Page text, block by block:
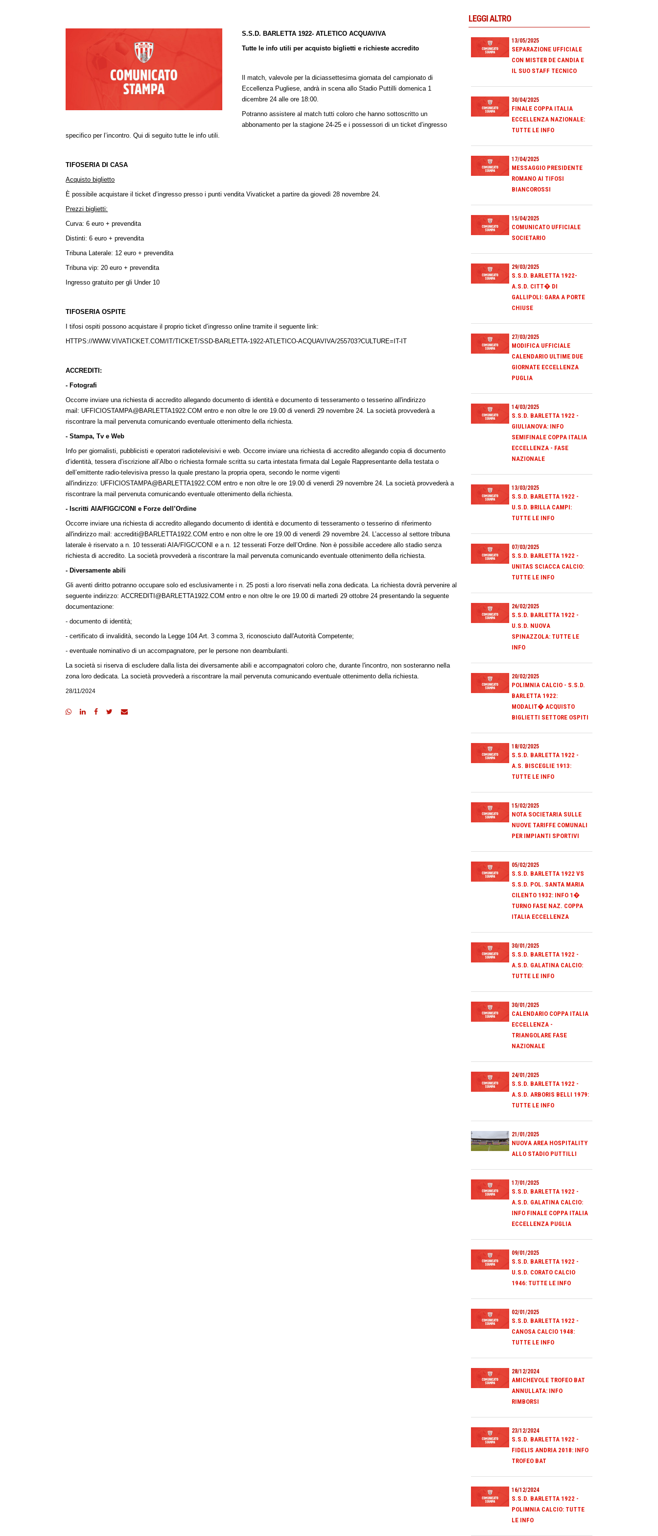
S.S.D. BARLETTA 1922- ATLETICO ACQUAVIVA
Tutte le info utili per acquisto biglietti e richieste accredito
Il match, valevole per la diciassettesima giornata del campionato di
Eccellenza Pugliese, andrà in scena allo Stadio Puttilli domenica 1
dicembre 24 alle ore 18:00.
Potranno assistere al match tutti coloro che hanno sottoscritto un
abbonamento per la stagione 24-25 e i possessori di un ticket d’ingresso
specifico per l’incontro. Qui di seguito tutte le info utili.
TIFOSERIA DI CASA
Acquisto biglietto
È possibile acquistare il ticket d’ingresso presso i punti vendita Vivaticket a partire da giovedì 28 novembre 24.
Prezzi biglietti:
Curva: 6 euro + prevendita
Distinti: 6 euro + prevendita
Tribuna Laterale: 12 euro + prevendita
Tribuna vip: 20 euro + prevendita
Ingresso gratuito per gli Under 10
TIFOSERIA OSPITE
I tifosi ospiti possono acquistare il proprio ticket d’ingresso online tramite il seguente link:
HTTPS://WWW.VIVATICKET.COM/IT/TICKET/SSD-BARLETTA-1922-ATLETICO-ACQUAVIVA/255703?CULTURE=IT-IT
ACCREDITI:
- Fotografi
Occorre inviare una richiesta di accredito allegando documento di identità e documento di tesseramento o tesserino all'indirizzo
mail: UFFICIOSTAMPA@BARLETTA1922.COM entro e non oltre le ore 19.00 di venerdì 29 novembre 24. La società provvederà a
riscontrare la mail pervenuta comunicando eventuale ottenimento della richiesta.
- Stampa, Tv e Web
Info per giornalisti, pubblicisti e operatori radiotelevisivi e web. Occorre inviare una richiesta di accredito allegando copia di documento
d’identità, tessera d’iscrizione all’Albo o richiesta formale scritta su carta intestata firmata dal Legale Rappresentante della testata o
dell’emittente radio-televisiva presso la quale prestano la propria opera, secondo le norme vigenti
all'indirizzo: UFFICIOSTAMPA@BARLETTA1922.COM entro e non oltre le ore 19.00 di venerdì 29 novembre 24. La società provvederà a
riscontrare la mail pervenuta comunicando eventuale ottenimento della richiesta.
- Iscritti AIA/FIGC/CONI e Forze dell’Ordine
Occorre inviare una richiesta di accredito allegando documento di identità e documento di tesseramento o tesserino di riferimento
all'indirizzo mail: accrediti@BARLETTA1922.COM entro e non oltre le ore 19.00 di venerdì 29 novembre 24. L’accesso al settore tribuna
laterale è riservato a n. 10 tesserati AIA/FIGC/CONI e a n. 12 tesserati Forze dell’Ordine. Non è possibile accedere allo stadio senza
richiesta di accredito. La società provvederà a riscontrare la mail pervenuta comunicando eventuale ottenimento della richiesta.
- Diversamente abili
Gli aventi diritto potranno occupare solo ed esclusivamente i n. 25 posti a loro riservati nella zona dedicata. La richiesta dovrà pervenire al
seguente indirizzo:ACCREDITI@BARLETTA1922.COM entro e non oltre le ore 19.00 di martedì 29 ottobre 24 presentando la seguente
documentazione:
- documento di identità;
- certificato di invalidità, secondo la Legge 104 Art. 3 comma 3, riconosciuto dall'Autorità Competente;
- eventuale nominativo di un accompagnatore, per le persone non deambulanti.
La società si riserva di escludere dalla lista dei diversamente abili e accompagnatori coloro che, durante l'incontro, non sosteranno nella
zona loro dedicata. La società provvederà a riscontrare la mail pervenuta comunicando eventuale ottenimento della richiesta.
28/11/2024
LEGGI ALTRO
13/05/2025
SEPARAZIONE UFFICIALE
CON MISTER DE CANDIA E
IL SUO STAFF TECNICO
30/04/2025
FINALE COPPA ITALIA
ECCELLENZA NAZIONALE:
TUTTE LE INFO
17/04/2025
MESSAGGIO PRESIDENTE
ROMANO AI TIFOSI
BIANCOROSSI
15/04/2025
COMUNICATO UFFICIALE
SOCIETARIO
29/03/2025
S.S.D. BARLETTA 1922-
A.S.D. CITT� DI
GALLIPOLI: GARA A PORTE
CHIUSE
27/03/2025
MODIFICA UFFICIALE
CALENDARIO ULTIME DUE
GIORNATE ECCELLENZA
PUGLIA
14/03/2025
S.S.D. BARLETTA 1922 -
GIULIANOVA: INFO
SEMIFINALE COPPA ITALIA
ECCELLENZA - FASE
NAZIONALE
13/03/2025
S.S.D. BARLETTA 1922 -
U.S.D. BRILLA CAMPI:
TUTTE LE INFO
07/03/2025
S.S.D. BARLETTA 1922 -
UNITAS SCIACCA CALCIO:
TUTTE LE INFO
26/02/2025
S.S.D. BARLETTA 1922 -
U.S.D. NUOVA
SPINAZZOLA: TUTTE LE
INFO
20/02/2025
POLIMNIA CALCIO - S.S.D.
BARLETTA 1922:
MODALIT� ACQUISTO
BIGLIETTI SETTORE OSPITI
18/02/2025
S.S.D. BARLETTA 1922 -
A.S. BISCEGLIE 1913:
TUTTE LE INFO
15/02/2025
NOTA SOCIETARIA SULLE
NUOVE TARIFFE COMUNALI
PER IMPIANTI SPORTIVI
05/02/2025
S.S.D. BARLETTA 1922 VS
S.S.D. POL. SANTA MARIA
CILENTO 1932: INFO 1�
TURNO FASE NAZ. COPPA
ITALIA ECCELLENZA
30/01/2025
S.S.D. BARLETTA 1922 -
A.S.D. GALATINA CALCIO:
TUTTE LE INFO
30/01/2025
CALENDARIO COPPA ITALIA
ECCELLENZA -
TRIANGOLARE FASE
NAZIONALE
24/01/2025
S.S.D. BARLETTA 1922 -
A.S.D. ARBORIS BELLI 1979:
TUTTE LE INFO
21/01/2025
NUOVA AREA HOSPITALITY
ALLO STADIO PUTTILLI
17/01/2025
S.S.D. BARLETTA 1922 -
A.S.D. GALATINA CALCIO:
INFO FINALE COPPA ITALIA
ECCELLENZA PUGLIA
09/01/2025
S.S.D. BARLETTA 1922 -
U.S.D. CORATO CALCIO
1946: TUTTE LE INFO
02/01/2025
S.S.D. BARLETTA 1922 -
CANOSA CALCIO 1948:
TUTTE LE INFO
28/12/2024
AMICHEVOLE TROFEO BAT
ANNULLATA: INFO
RIMBORSI
23/12/2024
S.S.D. BARLETTA 1922 -
FIDELIS ANDRIA 2018: INFO
TROFEO BAT
16/12/2024
S.S.D. BARLETTA 1922 -
POLIMNIA CALCIO: TUTTE
LE INFO